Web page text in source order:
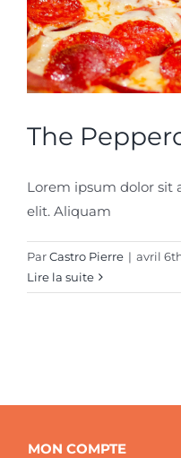
The
Lorem ipsum dolor sit
elit. Aliquam
ParCastro Pierre | avril
Lire la suite
MON COMPTE